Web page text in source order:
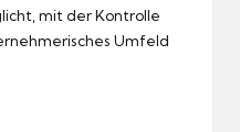
mit der Kontrolle
Umfeld